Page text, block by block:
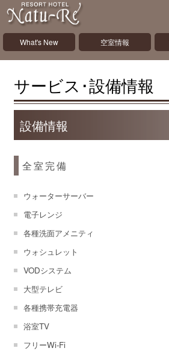
What's New 空室情報
サービス･設備情報
設備情報
全室完備
ウォーターサーバー
電子レンジ
各種洗面アメニティ
ウォシュレット
VODシステム
大型テレビ
各種携帯充電器
浴室TV
フリーWi-Fi